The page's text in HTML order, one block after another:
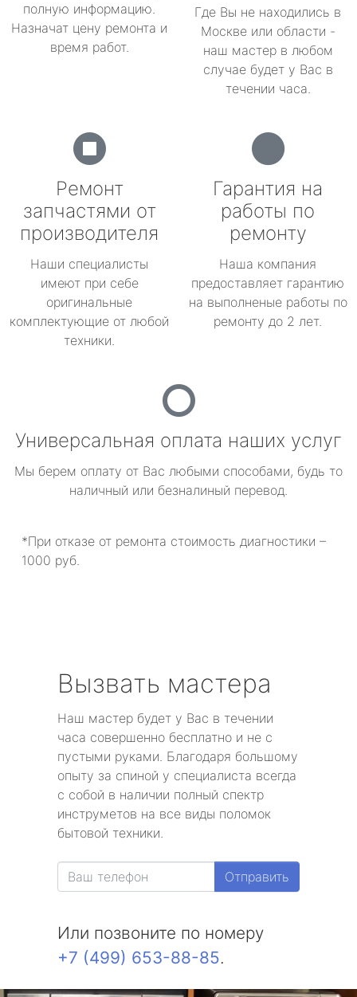
полную информацию.
Назначат цену ремонта и
время работ.
Где Вы не находились в
Москве или области -
наш мастер в любом
случае будет у Вас в
течении часа.
Ремонт
запчастями от
производителя
Наши специалисты
имеют при себе
оригинальные
комплектующие от любой
техники.
Гарантия на
работы по
ремонту
Наша компания
предоставляет гарантию
на выполненые работы по
ремонту до 2 лет.
Универсальная оплата наших услуг
Мы берем оплату от Вас любыми способами, будь то
наличный или безналиный перевод.
*При отказе от ремонта стоимость диагностики –
1000 руб.
Вызвать мастера
Наш мастер будет у Вас в течении
часа совершенно бесплатно и не с
пустыми руками. Благодаря большому
опыту за спиной у специалиста всегда
с собой в наличии полный спектр
инструметов на все виды поломок
бытовой техники.
Отправить
Или позвоните по номеру
+7 (499) 653-88-85.